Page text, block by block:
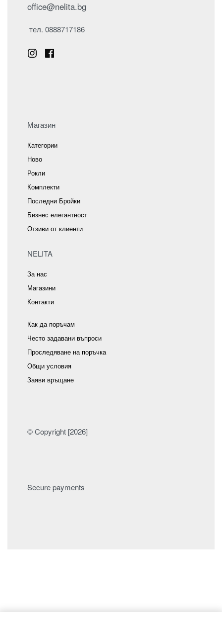
office@nelita.bg
тел. 0888717186
Магазин
Категории
Ново
Рокли
Комплекти
Последни Бройки
Бизнес елегантност
Отзиви от клиенти
NELITA
За нас
Магазини
Контакти
Как да поръчам
Често задавани въпроси
Проследяване на поръчка
Общи условия
Заяви връщане
© Copyright [2026]
Secure payments